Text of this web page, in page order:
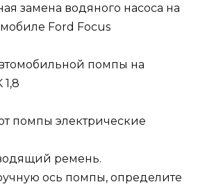
помпы на
1,8
помпы электрические
ремень.
ось помпы, определите